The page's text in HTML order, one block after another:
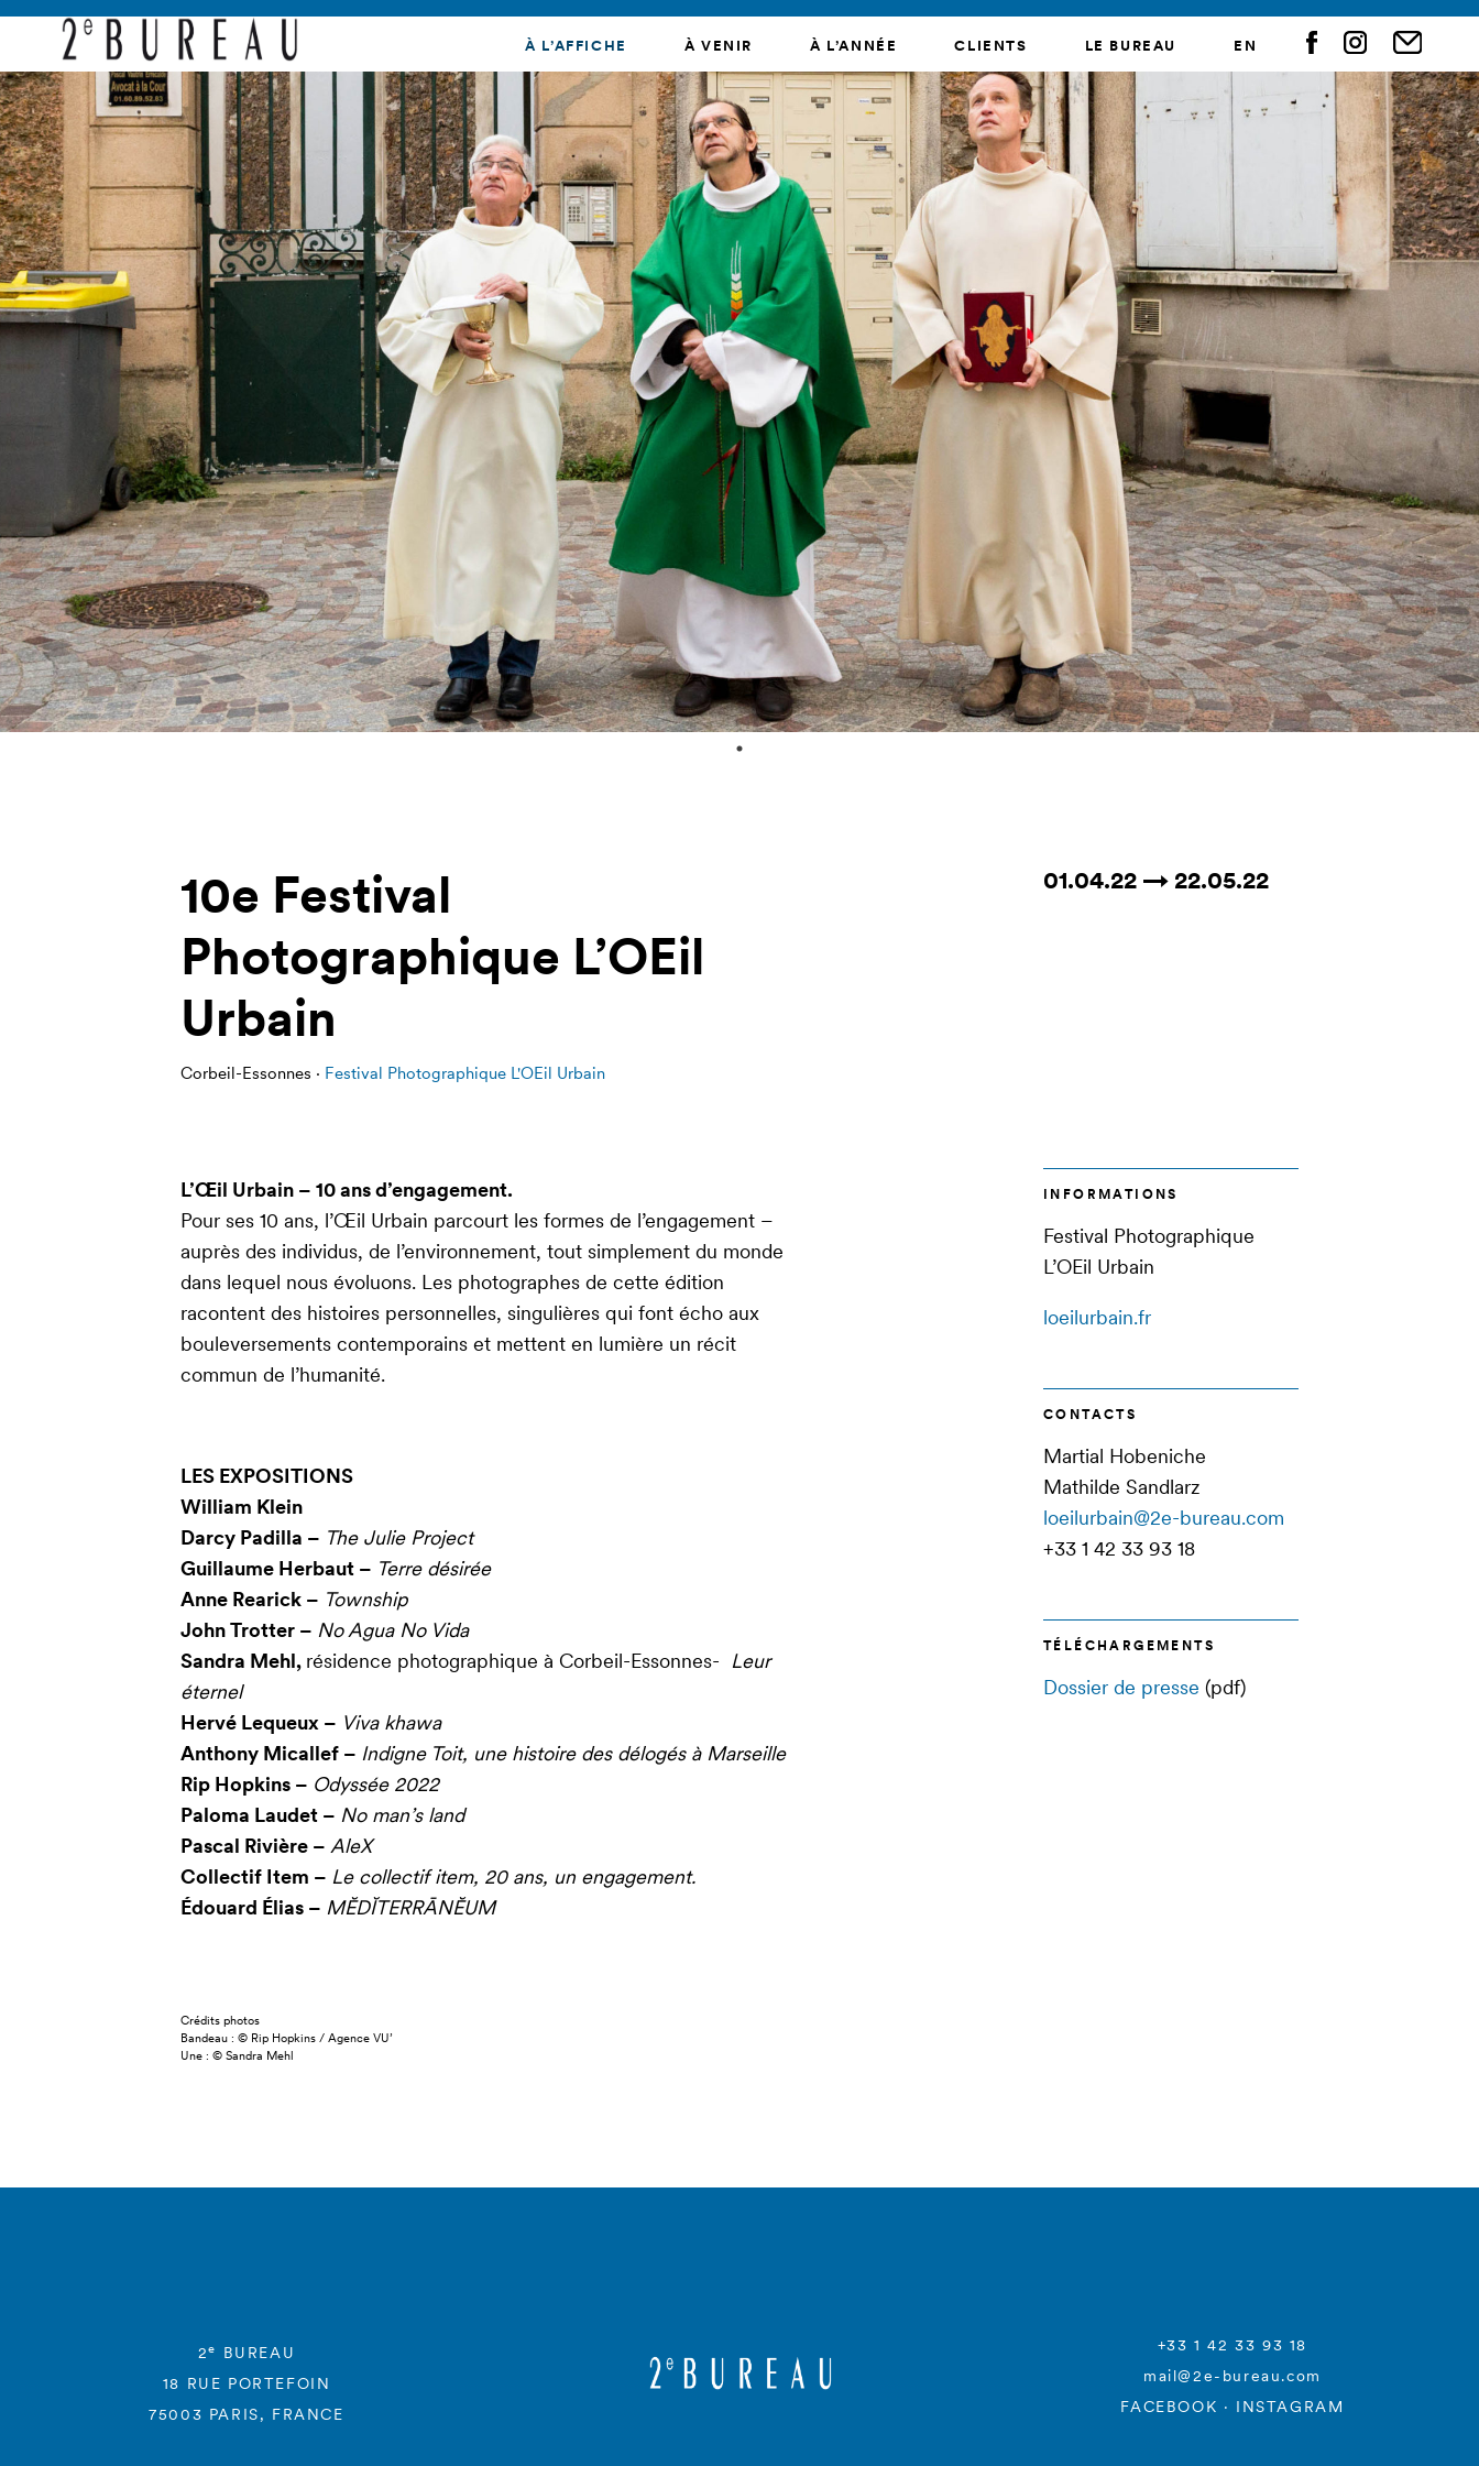
À L’AFFICHE À VENIR À L’ANNÉE CLIENTS LE BUREAU EN
10e Festival
Photographique L’OEil
Urbain
Corbeil-Essonnes · Festival Photographique L'OEil Urbain
01.04.22 → 22.05.22
L’Œil Urbain – 10 ans d’engagement.
Pour ses 10 ans, l’Œil Urbain parcourt les formes de l’engagement –
auprès des individus, de l’environnement, tout simplement du monde
dans lequel nous évoluons. Les photographes de cette édition
racontent des histoires personnelles, singulières qui font écho aux
bouleversements contemporains et mettent en lumière un récit
commun de l’humanité.
LES EXPOSITIONS
William Klein
Darcy Padilla – The Julie Project
Guillaume Herbaut – Terre désirée
Anne Rearick – Township
John Trotter – No Agua No Vida
Sandra Mehl, résidence photographique à Corbeil-Essonnes- Leur
éternel
Hervé Lequeux – Viva khawa
Anthony Micallef – Indigne Toit, une histoire des délogés à Marseille
Rip Hopkins – Odyssée 2022
Paloma Laudet – No man’s land
Pascal Rivière – AleX
Collectif Item – Le collectif item, 20 ans, un engagement.
Édouard Élias – MĔDĬTERRĀNĔUM
Crédits photos
Bandeau : © Rip Hopkins / Agence VU’
Une : © Sandra Mehl
INFORMATIONS
Festival Photographique
L’OEil Urbain
loeilurbain.fr
CONTACTS
Martial Hobeniche
Mathilde Sandlarz
loeilurbain@2e-bureau.com
+33 1 42 33 93 18
TÉLÉCHARGEMENTS
Dossier de presse (pdf)
2e
BUREAU
18 RUE PORTEFOIN
75003 PARIS, FRANCE
+33 1 42 33 93 18
mail@2e-bureau.com
FACEBOOK · INSTAGRAM